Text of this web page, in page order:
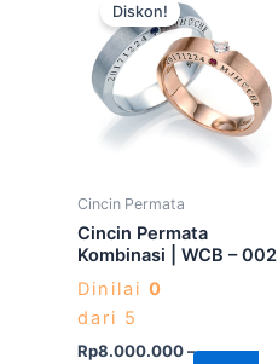
Diskon!
Cincin Permata
Cincin Permata
Kombinasi | WCB – 002
Dinilai 0
dari 5
Rp8.000.000–
ini
memiliki
beberapa
varian.
Pilihan
di
halaman